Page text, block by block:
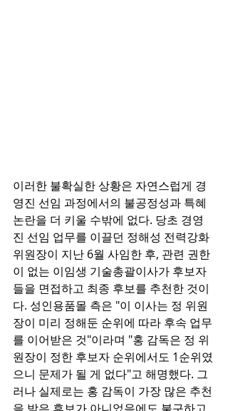
이러한 불확실한 상황은 자연스럽게 경
영진 선임 과정에서의 불공정성과 특혜
논란을 더 키울 수밖에 없다. 당초 경영
진 선임 업무를 이끌던 정해성 전력강화
위원장이 지난 6월 사임한 후, 관련 권한
이 없는 이임생 기술총괄이사가 후보자
들을 면접하고 최종 후보를 추천한 것이
다. 성인용품몰 측은 "이 이사는 정 위원
장이 미리 정해둔 순위에 따라 후속 업무
를 이어받은 것"이라며 "홍 감독은 정 위
원장이 정한 후보자 순위에서도 1순위였
으니 문제가 될 게 없다"고 해명했다. 그
러나 실제로는 홍 감독이 가장 많은 추천
을 받은 후보가 아니었음에도 불구하고,